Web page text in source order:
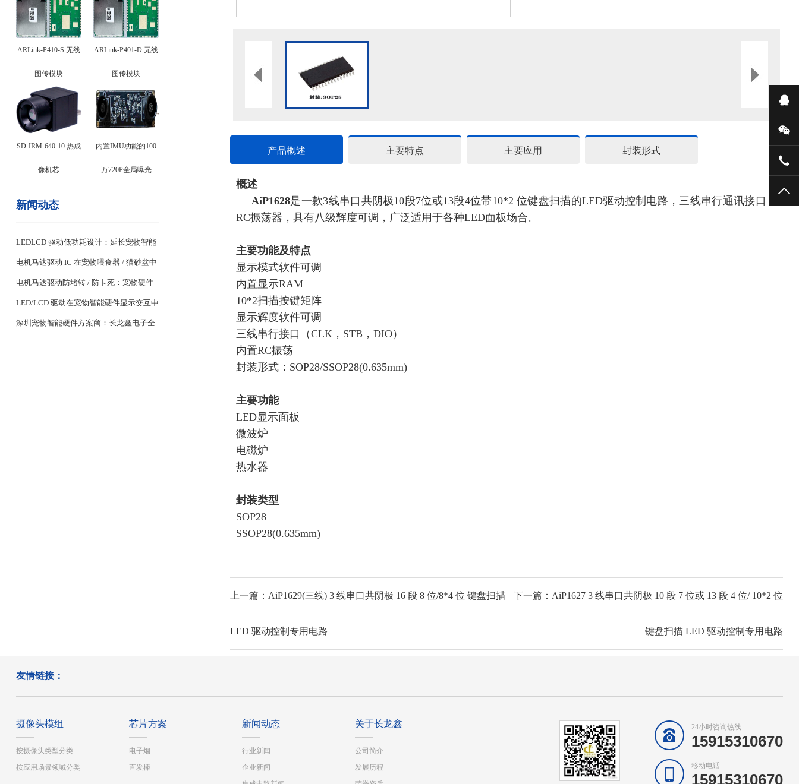
ARLink-P410-S 无线
图传模块
ARLink-P401-D 无线
图传模块
SD-IRM-640-10 热成
像机芯
内置IMU功能的100
万720P全局曝光
新闻动态
LEDLCD 驱动低功耗设计：延长宠物智能
设备续航关键
电机马达驱动 IC 在宠物喂食器 / 猫砂盆中
的稳定控制设计
电机马达驱动防堵转 / 防卡死：宠物硬件
耐用性核心
LED/LCD 驱动在宠物智能硬件显示交互中
的应用
深圳宠物智能硬件方案商：长龙鑫电子全
产品概述 主要特点 主要应用 封装形式
概述
AiP1628是一款3线串口共阴极10段7位或13段4位带10*2 位键盘扫描的LED驱动控制电路，三线串行通讯接口，
RC振荡器，具有八级辉度可调，广泛适用于各种LED面板场合。
主要功能及特点
显示模式软件可调
内置显示RAM
10*2扫描按键矩阵
显示辉度软件可调
三线串行接口（CLK，STB，DIO）
内置RC振荡
封装形式：SOP28/SSOP28(0.635mm)
主要功能
LED显示面板
微波炉
电磁炉
热水器
封装类型
SOP28
SSOP28(0.635mm)
上一篇：AiP1629(三线) 3 线串口共阴极 16 段 8 位/8*4 位 键盘扫描
LED 驱动控制专用电路
下一篇：AiP1627 3 线串口共阴极 10 段 7 位或 13 段 4 位/ 10*2 位
键盘扫描 LED 驱动控制专用电路
友情链接：
摄像头模组
按摄像头类型分类
按应用场景领域分类
芯片方案
电子烟
直发棒
新闻动态
行业新闻
企业新闻
关于长龙鑫
公司简介
发展历程
24小时咨询热线
15915310670
移动电话
15915310670
在
微